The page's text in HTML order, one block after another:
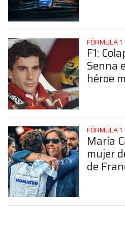
FÓRMULA 1
F1:
Senna
héroe
FÓRMULA 1
María
mujer
de